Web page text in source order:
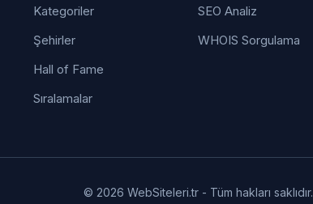
Kategoriler
Şehirler
Hall of Fame
Sıralamalar
SEO Analiz
WHOIS Sorgulama
© 2026 WebSiteleri.tr - Tüm hakları saklıdır.